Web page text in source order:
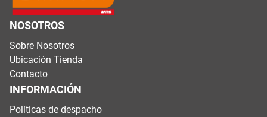
NOSOTROS
Sobre Nosotros
Ubicación Tienda
Contacto
INFORMACIÓN
Políticas de despacho